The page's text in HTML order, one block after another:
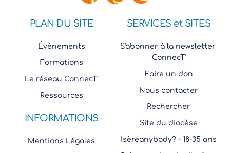
PLAN DU SITE
Évènements
Formations
Le réseau ConnecT'
Ressources
INFORMATIONS
Mentions Légales
SERVICES et SITES
S'abonner à la newsletter
ConnecT'
Faire un don
Nous contacter
Rechercher
Site du diocèse
Isèreanybody? - 18-35 ans